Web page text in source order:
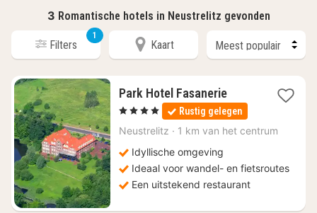
3 Romantische hotels in Neustrelitz gevonden
Filters
1
Kaart
Park Hotel Fasanerie1
nacht
vanaf
€
, 4 Sterren Rustig gelegen
Neustrelitz · 1 km van het centrum
Idyllische omgeving
Ideaal voor wandel- en fietsroutes
Een uitstekend restaurant